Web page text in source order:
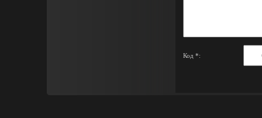
Код *: